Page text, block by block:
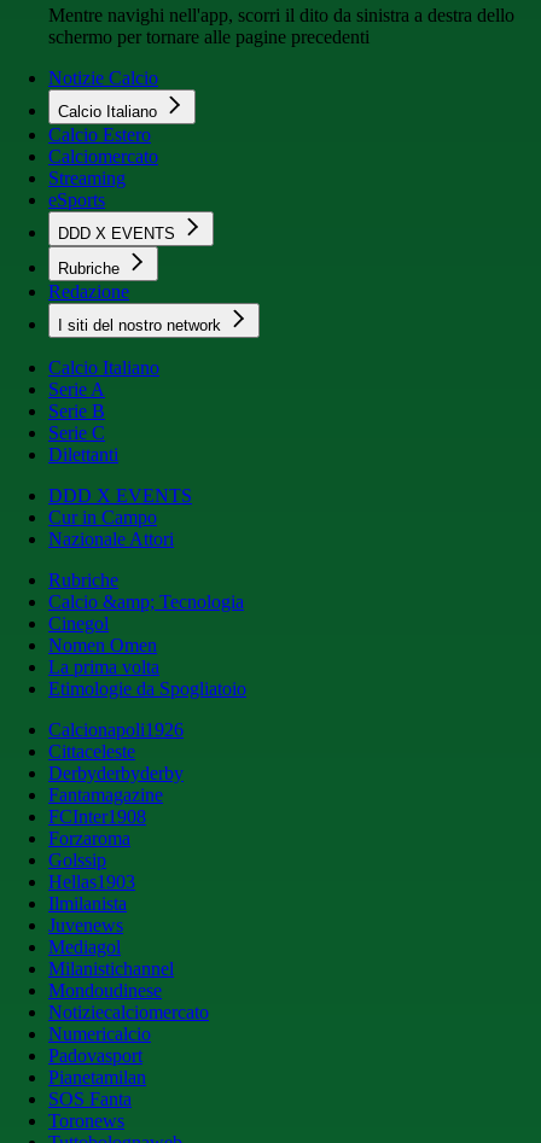
Mentre navighi nell'app, scorri il dito da sinistra a destra dello
schermo per tornare alle pagine precedenti
Notizie Calcio
Calcio Italiano
Calcio Estero
Calciomercato
Streaming
eSports
DDD X EVENTS
Rubriche
Redazione
I siti del nostro network
Calcio Italiano
Serie A
Serie B
Serie C
Dilettanti
DDD X EVENTS
Cur in Campo
Nazionale Attori
Rubriche
Calcio &amp; Tecnologia
Cinegol
Nomen Omen
La prima volta
Etimologie da Spogliatoio
Calcionapoli1926
Cittaceleste
Derbyderbyderby
Fantamagazine
FCInter1908
Forzaroma
Golssip
Hellas1903
Ilmilanista
Juvenews
Mediagol
Milanistichannel
Mondoudinese
Notiziecalciomercato
Numericalcio
Padovasport
Pianetamilan
SOS Fanta
Toronews